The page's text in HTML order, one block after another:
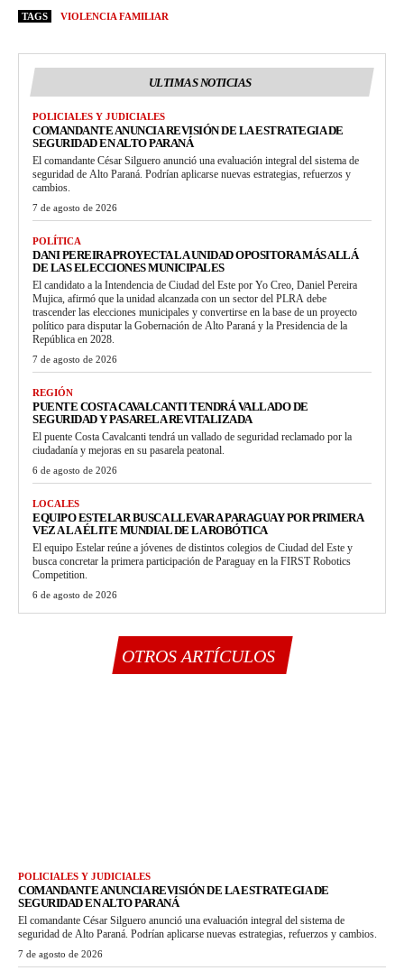
TAGS VIOLENCIA FAMILIAR
ULTIMAS NOTICIAS
POLICIALES Y JUDICIALES
COMANDANTE ANUNCIA REVISIÓN DE LA ESTRATEGIA DE
SEGURIDAD EN ALTO PARANÁ
El comandante César Silguero anunció una evaluación integral del sistema de
seguridad de Alto Paraná. Podrían aplicarse nuevas estrategias, refuerzos y
cambios.
7 de agosto de 2026
POLÍTICA
DANI PEREIRA PROYECTA LA UNIDAD OPOSITORA MÁS ALLÁ
DE LAS ELECCIONES MUNICIPALES
El candidato a la Intendencia de Ciudad del Este por Yo Creo, Daniel Pereira
Mujica, afirmó que la unidad alcanzada con un sector del PLRA debe
trascender las elecciones municipales y convertirse en la base de un proyecto
político para disputar la Gobernación de Alto Paraná y la Presidencia de la
República en 2028.
7 de agosto de 2026
REGIÓN
PUENTE COSTA CAVALCANTI TENDRÁ VALLADO DE
SEGURIDAD Y PASARELA REVITALIZADA
El puente Costa Cavalcanti tendrá un vallado de seguridad reclamado por la
ciudadanía y mejoras en su pasarela peatonal.
6 de agosto de 2026
LOCALES
EQUIPO ESTELAR BUSCA LLEVAR A PARAGUAY POR PRIMERA
VEZ A LA ÉLITE MUNDIAL DE LA ROBÓTICA
El equipo Estelar reúne a jóvenes de distintos colegios de Ciudad del Este y
busca concretar la primera participación de Paraguay en la FIRST Robotics
Competition.
6 de agosto de 2026
OTROS ARTÍCULOS
POLICIALES Y JUDICIALES
COMANDANTE ANUNCIA REVISIÓN DE LA ESTRATEGIA DE
SEGURIDAD EN ALTO PARANÁ
El comandante César Silguero anunció una evaluación integral del sistema de
seguridad de Alto Paraná. Podrían aplicarse nuevas estrategias, refuerzos y cambios.
7 de agosto de 2026